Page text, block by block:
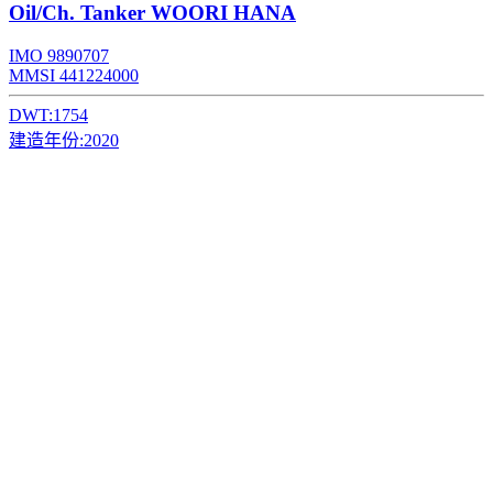
Oil/Ch. Tanker WOORI HANA
IMO 9890707
MMSI 441224000
DWT:1754
建造年份:2020